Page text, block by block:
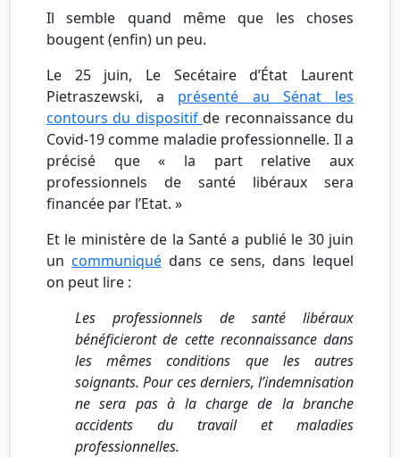
Il semble quand même que les choses
bougent (enfin) un peu.
Le 25 juin, Le Secétaire d’État Laurent
Pietraszewski, a présenté au Sénat les
contours du dispositifde reconnaissance du
Covid-19 comme maladie professionnelle. Il a
précisé que « la part relative aux
professionnels de santé libéraux sera
financée par l’Etat. »
Et le ministère de la Santé a publié le 30 juin
un communiquédans ce sens, dans lequel
on peut lire :
Les professionnels de santé libéraux
bénéficieront de cette reconnaissance dans
les mêmes conditions que les autres
soignants. Pour ces derniers, l’indemnisation
ne sera pas à la charge de la branche
accidents du travail et maladies
professionnelles.